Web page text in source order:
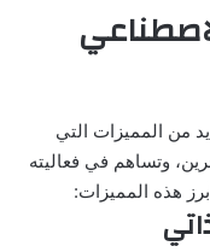
من المميزات التي
وتساهم في فعاليته
هذه المميزات: